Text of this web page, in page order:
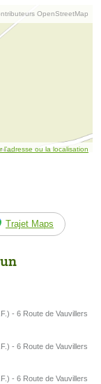
OpenStreetMap
l’adresse ou la localisation
Trajet Maps
- 6 Route de Vauvillers
- 6 Route de Vauvillers
- 6 Route de Vauvillers